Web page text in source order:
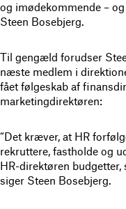
og imødekommende –
Steen Bosebjerg.
Til gengæld forudser
næste medlem i
fået følgeskab af
marketingdirektøren:
“Det kræver, at HR
rekruttere, fastholde og
HR-direktøren budgetter,
siger Steen Bosebjerg.